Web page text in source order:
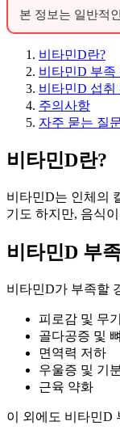
본 정보는 일반적
비타민D란?
비타민D 부족
비타민D 섭취
주의사항
자주 묻는 질
비타민D란?
비타민D는 인체의
기도 하지만, 음식
비타민D 부
비타민D가 부족할
피로감 및 무
골다공증 및
면역력 저하
우울증 및 기
근육 약화
이 외에도 비타민D